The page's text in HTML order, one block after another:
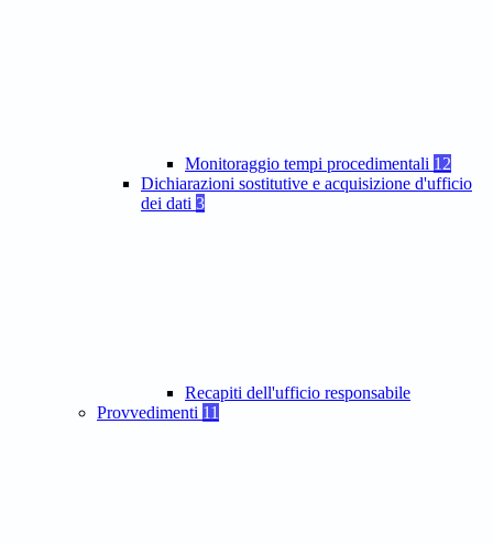
Monitoraggio tempi procedimentali 12
Dichiarazioni sostitutive e acquisizione d'ufficio
dei dati 3
Recapiti dell'ufficio responsabile
Provvedimenti 11